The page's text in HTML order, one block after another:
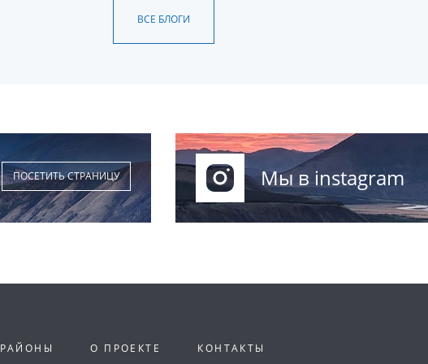
ВСЕ БЛОГИ
ПОСЕТИТЬ СТРАНИЦУ Мы в instagram
РАЙОНЫ О ПРОЕКТЕ КОНТАКТЫ